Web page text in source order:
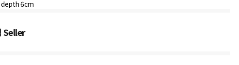
Seller